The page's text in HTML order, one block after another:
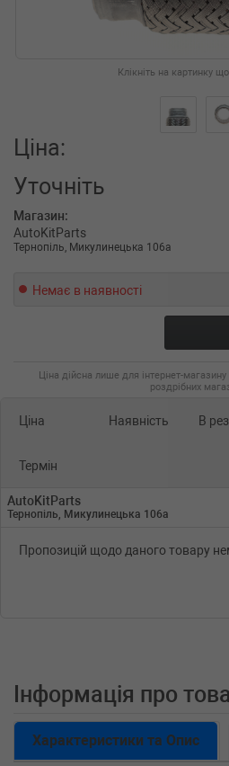
Клікніть на картинку
Ціна:
Уточніть
Магазин:
AutoKitParts
Тернопіль, Микулинецька 106а
Немає в наявності
Ціна дійсна лише для інтернет-
роздрібних
Ціна Наявність В
Термін
AutoKitParts
Тернопіль, Микулинецька 106а
Пропозицій щодо даного товару
Інформація про
Характеристики та Опис